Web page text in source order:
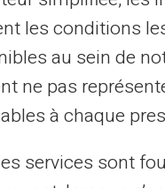
avec une
l'escalade des achats
devient
et sécurité des
les conditions
au sein de
ne pas
à chaque
services sont